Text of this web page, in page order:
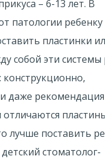
– 6-13 лет. В
патологии ребенку
пластинки
собой эти системы
конструкционно,
даже
отличаются
лучше поставить
стоматолог-